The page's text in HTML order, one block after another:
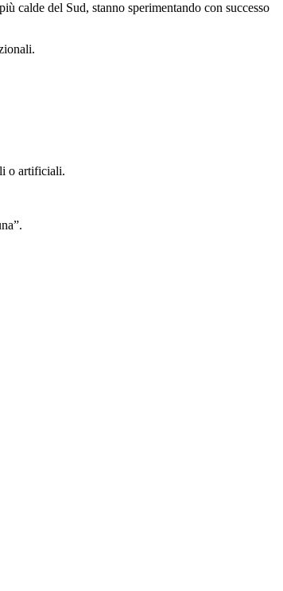
calde del Sud, stanno sperimentando con successo
o artificiali.